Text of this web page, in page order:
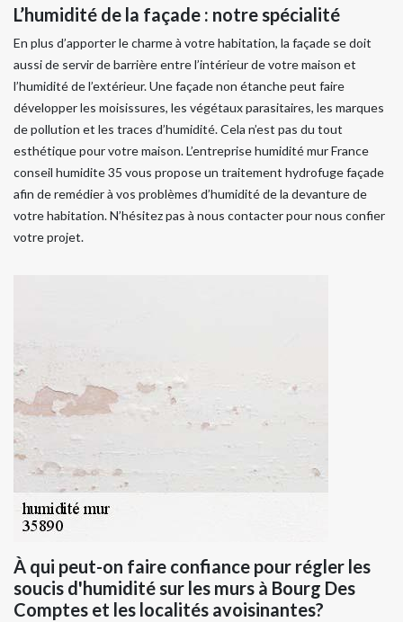
L’humidité de la façade : notre spécialité
En plus d’apporter le charme à votre habitation, la façade se doit
aussi de servir de barrière entre l’intérieur de votre maison et
l’humidité de l’extérieur. Une façade non étanche peut faire
développer les moisissures, les végétaux parasitaires, les marques
de pollution et les traces d’humidité. Cela n’est pas du tout
esthétique pour votre maison. L’entreprise humidité mur France
conseil humidite 35 vous propose un traitement hydrofuge façade
afin de remédier à vos problèmes d’humidité de la devanture de
votre habitation. N’hésitez pas à nous contacter pour nous confier
votre projet.
À qui peut-on faire confiance pour régler les
soucis d'humidité sur les murs à Bourg Des
Comptes et les localités avoisinantes?